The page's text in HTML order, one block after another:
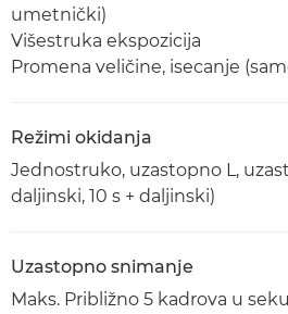
umetnički)
Višestruka ekspozicija
Promena veličine, isecanje
Režimi okidanja
Jednostruko, uzastopno L,
daljinski, 10 s + daljinski)
Uzastopno snimanje
Maks. Približno 5 kadrova u